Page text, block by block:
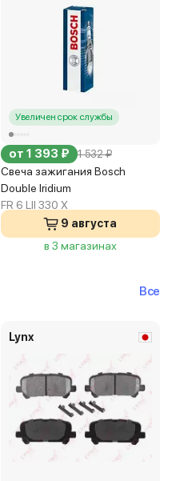
Увеличен срок службы
от 1 393 ₽ 1 532 ₽
Свеча зажигания Bosch
Double Iridium
FR 6 LII 330 X
9 августа
в 3 магазинах
Все
Lynx